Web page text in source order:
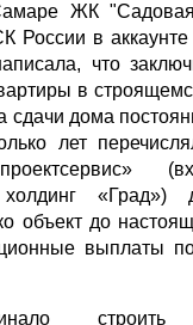
ЖК
России в
что
в
сдачи дома
лет
«Град»)
объект до
выплаты